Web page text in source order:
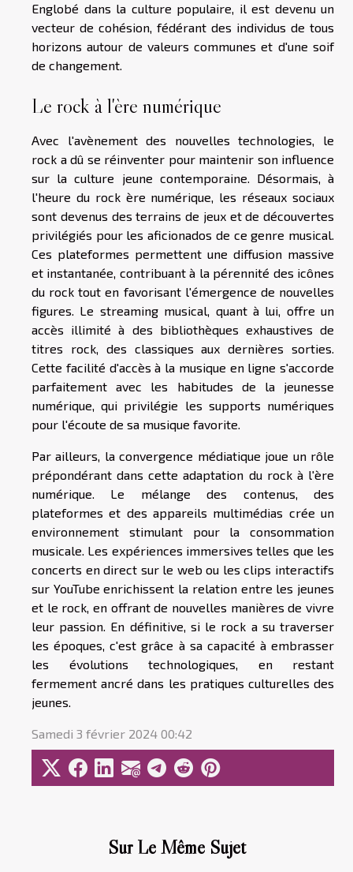
Sur Le Même Sujet
Englobé dans la culture populaire, il est devenu un
vecteur de cohésion, fédérant des individus de tous
horizons autour de valeurs communes et d'une soif
de changement.
Le rock à l'ère numérique
Avec l'avènement des nouvelles technologies, le
rock a dû se réinventer pour maintenir son influence
sur la culture jeune contemporaine. Désormais, à
l'heure du rock ère numérique, les réseaux sociaux
sont devenus des terrains de jeux et de découvertes
privilégiés pour les aficionados de ce genre musical.
Ces plateformes permettent une diffusion massive
et instantanée, contribuant à la pérennité des icônes
du rock tout en favorisant l'émergence de nouvelles
figures. Le streaming musical, quant à lui, offre un
accès illimité à des bibliothèques exhaustives de
titres rock, des classiques aux dernières sorties.
Cette facilité d'accès à la musique en ligne s'accorde
parfaitement avec les habitudes de la jeunesse
numérique, qui privilégie les supports numériques
pour l'écoute de sa musique favorite.
Par ailleurs, la convergence médiatique joue un rôle
prépondérant dans cette adaptation du rock à l'ère
numérique. Le mélange des contenus, des
plateformes et des appareils multimédias crée un
environnement stimulant pour la consommation
musicale. Les expériences immersives telles que les
concerts en direct sur le web ou les clips interactifs
sur YouTube enrichissent la relation entre les jeunes
et le rock, en offrant de nouvelles manières de vivre
leur passion. En définitive, si le rock a su traverser
les époques, c'est grâce à sa capacité à embrasser
les évolutions technologiques, en restant
fermement ancré dans les pratiques culturelles des
jeunes.
Samedi 3 février 2024 00:42